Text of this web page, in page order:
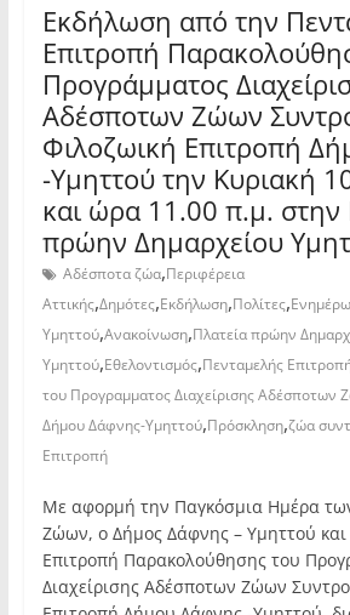
Εκδήλωση από την
Επιτροπή
Προγράμματος
Αδέσποτων Ζώων
Φιλοζωική Επιτροπή
-Υμηττού την Κυριακή
και ώρα 11.00 π.μ. στην
πρώην Δημαρχείου
Αδέσποτα ζώα,Περιφέρεια
Αττικής,Δημότες,Εκδήλωση,Πολίτες,
Υμηττού,Ανακοίνωση,Πλατεία πρώην
Υμηττού,Εθελοντισμός,Πενταμελής
του Προγραμματος Διαχείρισης Αδέσποτων
Δήμου Δάφνης-Υμηττού,Πρόσκληση,ζώα
Επιτροπή
Με αφορμή την Παγκόσμια Ημέρα
Ζώων, ο Δήμος Δάφνης – Υμηττού
Επιτροπή Παρακολούθησης του
Διαχείρισης Αδέσποτων Ζώων